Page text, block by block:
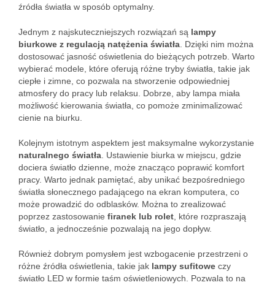
źródła światła w sposób optymalny.
Jednym z najskuteczniejszych rozwiązań są lampy
biurkowe z regulacją natężenia światła . Dzięki nim można
dostosować jasność oświetlenia do bieżących potrzeb. Warto
wybierać modele, które oferują różne tryby światła, takie jak
ciepłe i zimne, co pozwala na stworzenie odpowiedniej
atmosfery do pracy lub relaksu. Dobrze, aby lampa miała
możliwość kierowania światła, co pomoże zminimalizować
cienie na biurku.
Kolejnym istotnym aspektem jest maksymalne wykorzystanie
naturalnego światła . Ustawienie biurka w miejscu, gdzie
dociera światło dzienne, może znacząco poprawić komfort
pracy. Warto jednak pamiętać, aby unikać bezpośredniego
światła słonecznego padającego na ekran komputera, co
może prowadzić do odblasków. Można to zrealizować
poprzez zastosowanie firanek lub rolet , które rozpraszają
światło, a jednocześnie pozwalają na jego dopływ.
Również dobrym pomysłem jest wzbogacenie przestrzeni o
różne źródła oświetlenia, takie jak lampy sufitowe czy
światło LED w formie taśm oświetleniowych. Pozwala to na